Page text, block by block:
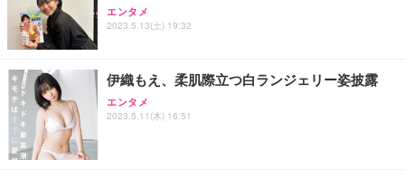
エンタメ
2023.5.13(土) 19:32
伊織もえ、柔肌際立つ白ランジェリー姿披露
エンタメ
2023.5.11(木) 16:51